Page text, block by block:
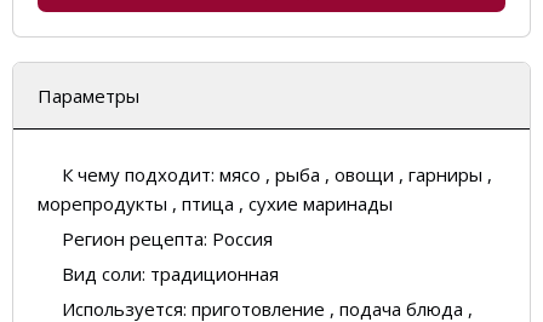
Параметры
К чему подходит: мясо , рыба , овощи , гарниры ,
морепродукты , птица , сухие маринады
Регион рецепта: Россия
Вид соли: традиционная
Используется: приготовление , подача блюда ,